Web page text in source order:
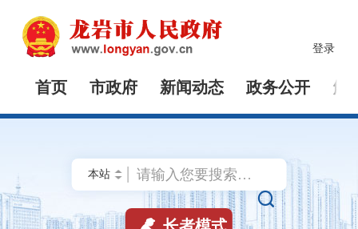
登录
首页 市政府 新闻动态 政务公开 解
